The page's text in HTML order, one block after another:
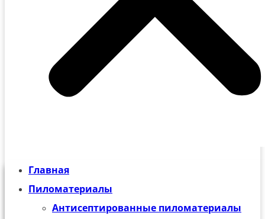
Главная
Пиломатериалы
Антисептированные пиломатериалы